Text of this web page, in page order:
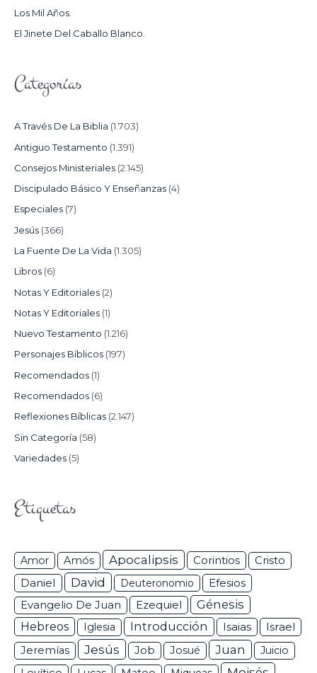
:Los Mil Años.
El Jinete Del Caballo Blanco.
Categorías
A Través De La Biblia (1.703)
Antiguo Testamento (1.391)
Consejos Ministeriales (2.145)
Discipulado Básico Y Enseñanzas (4)
Especiales (7)
Jesús (366)
La Fuente De La Vida (1.305)
Libros (6)
Notas Y Editoriales (2)
Notas Y Editoriales (1)
Nuevo Testamento (1.216)
Personajes Bíblicos (197)
Recomendados (1)
Recomendados (6)
Reflexiones Bíblicas (2.147)
Sin Categoría (58)
Variedades (5)
Etiquetas
Amor Amós Apocalipsis Corintios Cristo
Daniel David Deuteronomio Efesios
Evangelio De Juan Ezequiel
Génesis
Hebreos
Iglesia Introducción Isaias Israel
Jeremías Jesús Job Josué Juan
Juicio